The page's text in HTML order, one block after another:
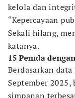
kelola dan
“Kepercayaan
Sekali hilang,
katanya.
15 Pemda
Berdasarkan
September
simpanan